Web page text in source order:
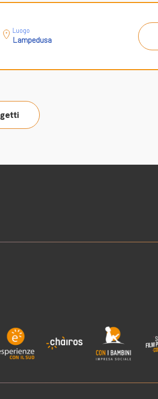
Luogo
Lampedusa